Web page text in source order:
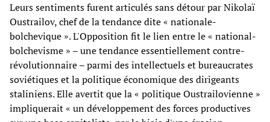
Leurs sentiments furent articulés sans détour par Nikolaï
Oustrailov, chef de la tendance dite « nationale-
bolchevique ». L'Opposition fit le lien entre le « national-
bolchevisme » – une tendance essentiellement contre-
révolutionnaire – parmi des intellectuels et bureaucrates
soviétiques et la politique économique des dirigeants
staliniens. Elle avertit que la « politique Oustrailovienne »
impliquerait « un développement des forces productives